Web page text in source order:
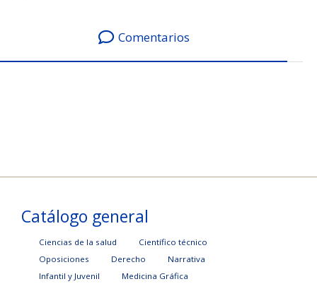
Comentarios
Catálogo general
Ciencias de la salud
Científico técnico
Oposiciones
Derecho
Narrativa
Infantil y Juvenil
Medicina Gráfica